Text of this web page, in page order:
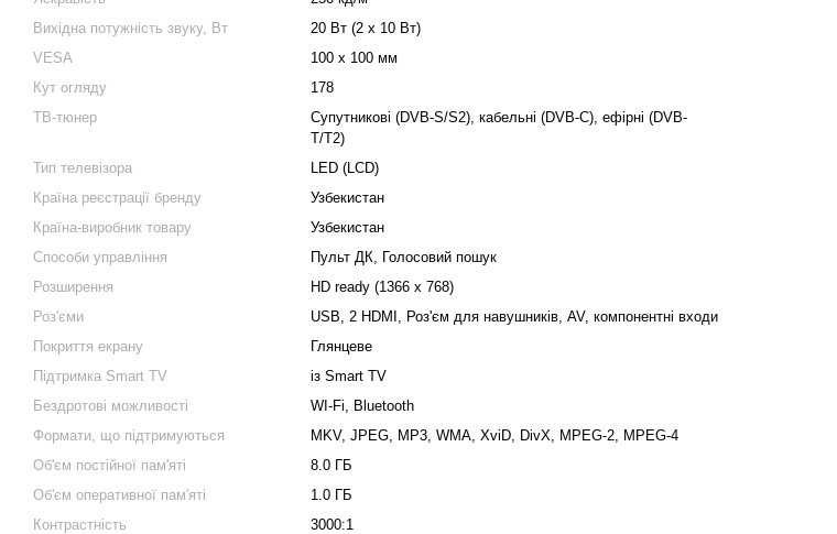
Вихідна потужність звуку, Вт
20 Вт (2 x 10 Вт)
VESA
100 x 100 мм
Кут огляду
178
ТВ-тюнер
Супутникові (DVB-S/S2), кабельні (DVB-C), ефірні (DVB-
T/T2)
Тип телевізора
LED (LCD)
Країна реєстрації бренду
Узбекистан
Країна-виробник товару
Узбекистан
Способи управління
Пульт ДК, Голосовий пошук
Розширення
HD ready (1366 x 768)
Роз'єми
USB, 2 HDMI, Роз'єм для навушників, AV, компонентні входи
Покриття екрану
Глянцеве
Підтримка Smart TV
із Smart TV
Бездротові можливості
WI-Fi, Bluetooth
Формати, що підтримуються
MKV, JPEG, MP3, WMA, XviD, DivX, MPEG-2, MPEG-4
Об'єм постійної пам'яті
8.0 ГБ
Об'єм оперативної пам'яті
1.0 ГБ
Контрастність
3000:1